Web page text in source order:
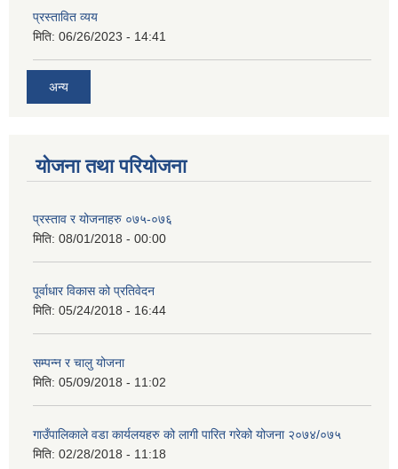
प्रस्तावित व्यय
मिति: 06/26/2023 - 14:41
अन्य
योजना तथा परियोजना
प्रस्ताव र योजनाहरु ०७५-०७६
मिति: 08/01/2018 - 00:00
पूर्वाधार विकास को प्रतिवेदन
मिति: 05/24/2018 - 16:44
सम्पन्न र चालु योजना
मिति: 05/09/2018 - 11:02
गाउँपालिकाले वडा कार्यलयहरु को लागी पारित गरेको योजना २०७४/०७५
मिति: 02/28/2018 - 11:18